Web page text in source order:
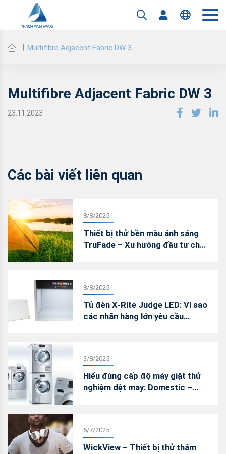
Multifibre Adjacent Fabric DW 3
Multifibre Adjacent Fabric DW 3
23.11.2023
Các bài viết liên quan
8/8/2025
Thiết bị thử bền màu ánh sáng
TruFade – Xu hướng đầu tư cho
8/8/2025
Tủ đèn X-Rite Judge LED: Vì sao
các nhãn hàng lớn yêu cầu
3/8/2025
Hiểu đúng cấp độ máy giặt thử
nghiệm dệt may: Domestic –
6/7/2025
WickView – Thiết bị thử thấm